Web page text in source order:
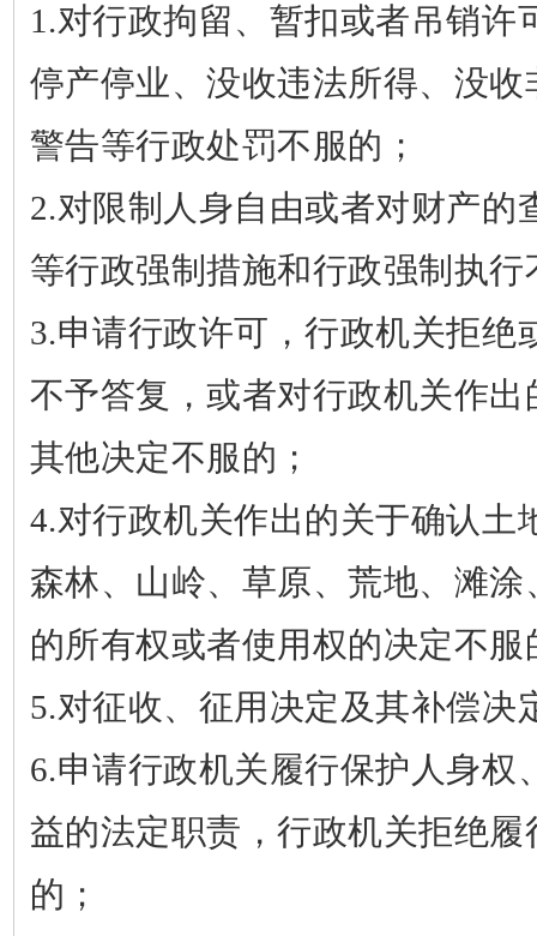
1.对行政拘留、暂扣或者吊销许
停产停业、没收违法所得、没
警告等行政处罚不服的；
2.对限制人身自由或者对财产的
等行政强制措施和行政强制执行
3.申请行政许可，行政机关拒绝
不予答复，或者对行政机关作
其他决定不服的；
4.对行政机关作出的关于确认土
森林、山岭、草原、荒地、滩
的所有权或者使用权的决定不服
5.对征收、征用决定及其补偿决
6.申请行政机关履行保护人身权
益的法定职责，行政机关拒绝
的；